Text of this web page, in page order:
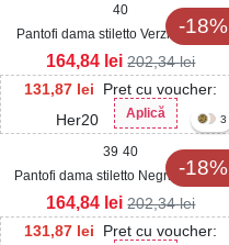
-18%
40
Pantofi dama stiletto Verzi din Piele
Ecologica Intoarsa Nalea
131,87 lei
Pret cu voucher:
Her20
Aplică
164,84 lei 202,34lei
-18%
3
39 40
Pantofi dama stiletto Negri din Piele
Ecologica Intoarsa Nalea
131,87 lei
Pret cu voucher:
164,84 lei 202,34lei